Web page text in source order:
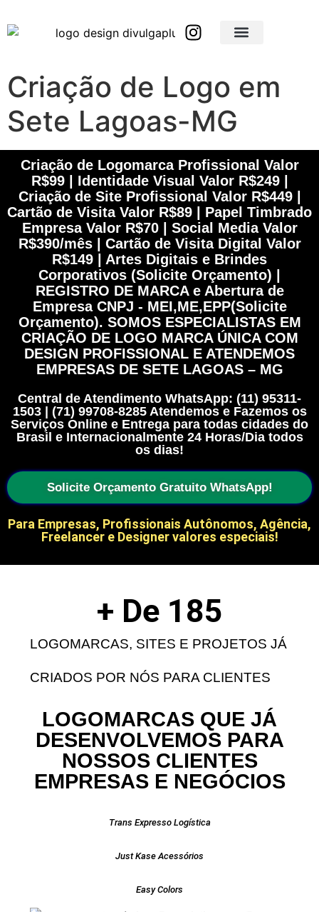
Criação de Logo em
Sete Lagoas-MG
Criação de Logomarca Profissional Valor
R$99 | Identidade Visual Valor R$249 |
Criação de Site Profissional Valor R$449 |
Cartão de Visita Valor R$89 | Papel Timbrado
Empresa Valor R$70 | Social Media Valor
R$390/mês | Cartão de Visita Digital Valor
R$149 | Artes Digitais e Brindes
Corporativos (Solicite Orçamento) |
REGISTRO DE MARCA e Abertura de
Empresa CNPJ - MEI,ME,EPP(Solicite
Orçamento). SOMOS ESPECIALISTAS EM
CRIAÇÃO DE LOGO MARCA ÚNICA COM
DESIGN PROFISSIONAL E ATENDEMOS
EMPRESAS DE SETE LAGOAS – MG
Central de Atendimento WhatsApp: (11) 95311-
1503 | (71) 99708-8285 Atendemos e Fazemos os
Serviços Online e Entrega para todas cidades do
Brasil e Internacionalmente 24 Horas/Dia todos
os dias!
Solicite Orçamento Gratuito WhatsApp!
Para Empresas, Profissionais Autônomos, Agência,
Freelancer e Designer valores especiais!
LOGOMARCAS, SITES E PROJETOS JÁ
CRIADOS POR NÓS PARA CLIENTES
+ De 185
LOGOMARCAS QUE JÁ
DESENVOLVEMOS PARA
NOSSOS CLIENTES
EMPRESAS E NEGÓCIOS
Trans Expresso Logística
Just Kase Acessórios
Easy Colors